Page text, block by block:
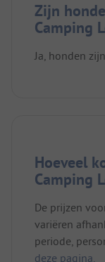
Zijn
Camping
Ja, honden
Hoeveel
Camping
De prijzen
variëren
periode,
deze pagina.